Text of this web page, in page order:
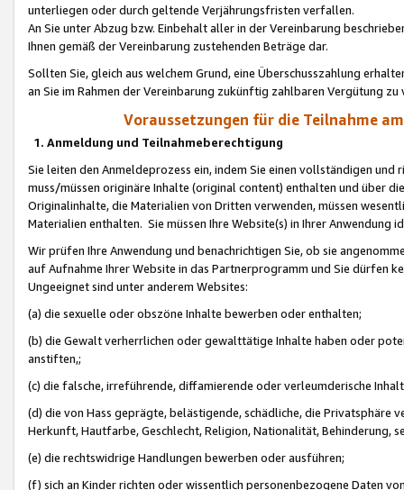
unterliegen oder durch geltende Verjährungsfristen verfallen.
An Sie unter Abzug bzw. Einbehalt aller in der Vereinbarung
Ihnen gemäß der Vereinbarung zustehenden Beträge dar.
Sollten Sie, gleich aus welchem Grund, eine Überschusszahlung
an Sie im Rahmen der Vereinbarung zukünftig zahlbaren Vergütung zu
Voraussetzungen für die Teilnahme
1. Anmeldung und Teilnahmeberechtigung
Sie leiten den Anmeldeprozess ein, indem Sie einen vollständigen
muss/müssen originäre Inhalte (original content) enthalten und über
Originalinhalte, die Materialien von Dritten verwenden, müssen
Materialien enthalten. Sie müssen Ihre Website(s) in Ihrer Anwendung
Wir prüfen Ihre Anwendung und benachrichtigen Sie, ob sie
auf Aufnahme Ihrer Website in das Partnerprogramm und Sie dürfen
Ungeeignet sind unter anderem Websites:
(a) die sexuelle oder obszöne Inhalte bewerben oder enthalten;
(b) die Gewalt verherrlichen oder gewalttätige Inhalte haben oder
anstiften,;
(c) die falsche, irreführende, diffamierende oder verleumderische
(d) die von Hass geprägte, belästigende, schädliche, die Privatsphäre
Herkunft, Hautfarbe, Geschlecht, Religion, Nationalität, Behinderung,
(e) die rechtswidrige Handlungen bewerben oder ausführen;
(f) sich an Kinder richten oder wissentlich personenbezogene Daten